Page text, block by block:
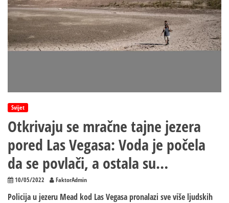
(20)
optužena
za
ubistvo
i
Svijet
Otkrivaju se mračne tajne jezera
pored Las Vegasa: Voda je počela
da se povlači, a ostala su…
10/05/2022 FaktorAdmin
Policija u jezeru Mead kod Las Vegasa pronalazi sve više ljudskih